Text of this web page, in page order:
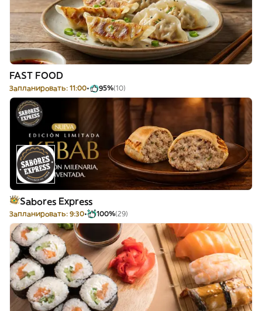
FAST FOOD
Запланировать: 11:00 95%(10)
Sabores Express
Запланировать: 9:30 100%(29)